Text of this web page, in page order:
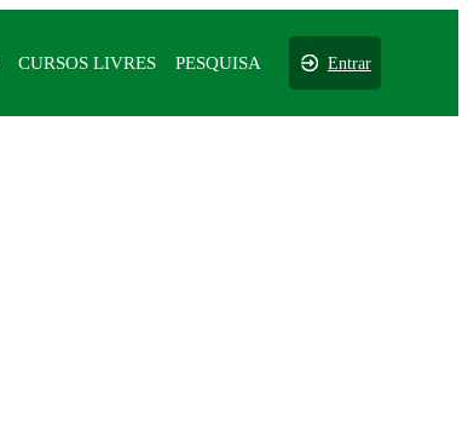
CURSOS LIVRES PESQUISA Entrar